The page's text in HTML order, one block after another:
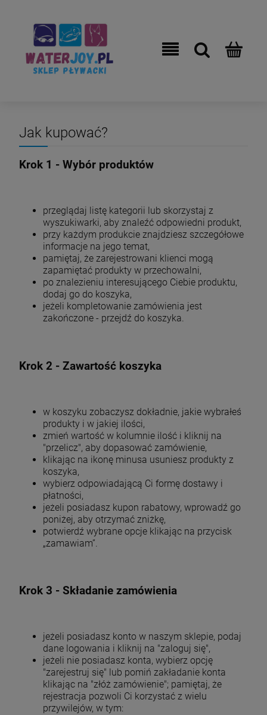
Jak kupować?
Krok 1 - Wybór produktów
przeglądaj listę kategorii lub skorzystaj z
wyszukiwarki, aby znaleźć odpowiedni produkt,
przy każdym produkcie znajdziesz szczegółowe
informacje na jego temat,
pamiętaj, że zarejestrowani klienci mogą
zapamiętać produkty w przechowalni,
po znalezieniu interesującego Ciebie produktu,
dodaj go do koszyka,
jeżeli kompletowanie zamówienia jest
zakończone - przejdź do koszyka.
Krok 2 - Zawartość koszyka
w koszyku zobaczysz dokładnie, jakie wybrałeś
produkty i w jakiej ilości,
zmień wartość w kolumnie ilość i kliknij na
"przelicz", aby dopasować zamówienie,
klikając na ikonę minusa usuniesz produkty z
koszyka,
wybierz odpowiadającą Ci formę dostawy i
płatności,
jeżeli posiadasz kupon rabatowy, wprowadź go
poniżej, aby otrzymać zniżkę,
potwierdź wybrane opcje klikając na przycisk
„zamawiam”.
Krok 3 - Składanie zamówienia
jeżeli posiadasz konto w naszym sklepie, podaj
dane logowania i kliknij na "zaloguj się",
jeżeli nie posiadasz konta, wybierz opcję
"zarejestruj się" lub pomiń zakładanie konta
klikając na "złóż zamówienie"; pamiętaj, że
rejestracja pozwoli Ci korzystać z wielu
przywilejów, w tym: